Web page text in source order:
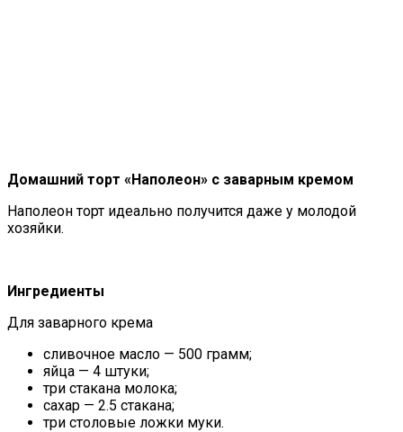
Домашний торт «Наполеон» с заварным кремом
Наполеон торт идеально получится даже у молодой
хозяйки.
Ингредиенты
Для заварного крема
сливочное масло — 500 грамм;
яйца — 4 штуки;
три стакана молока;
сахар — 2.5 стакана;
три столовые ложки муки.